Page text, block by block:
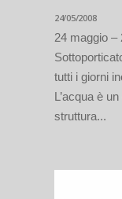
24/05/2008
24 maggio –
tutti i giorni
L’acqua è
struttura...